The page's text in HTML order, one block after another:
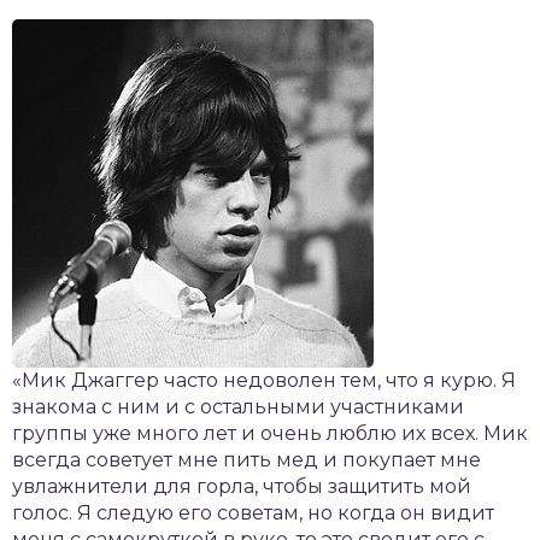
«Мик Джаггер часто недоволен тем, что я курю. Я
знакома с ним и с остальными участниками
группы уже много лет и очень люблю их всех. Мик
всегда советует мне пить мед и покупает мне
увлажнители для горла, чтобы защитить мой
голос. Я следую его советам, но когда он видит